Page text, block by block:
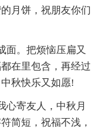
月饼，祝朋友你们
面。把烦恼压扁又
在里包含，再经过
秋快乐又如愿!
心寄友人，中秋月
简短，祝福不浅，